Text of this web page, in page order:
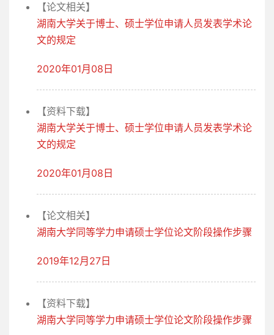
【论文相关】
湖南大学关于博士、硕士学位申请人员发表学术论
文的规定
2020年01月08日
【资料下载】
湖南大学关于博士、硕士学位申请人员发表学术论
文的规定
2020年01月08日
【论文相关】
湖南大学同等学力申请硕士学位论文阶段操作步骤
2019年12月27日
【资料下载】
湖南大学同等学力申请硕士学位论文阶段操作步骤